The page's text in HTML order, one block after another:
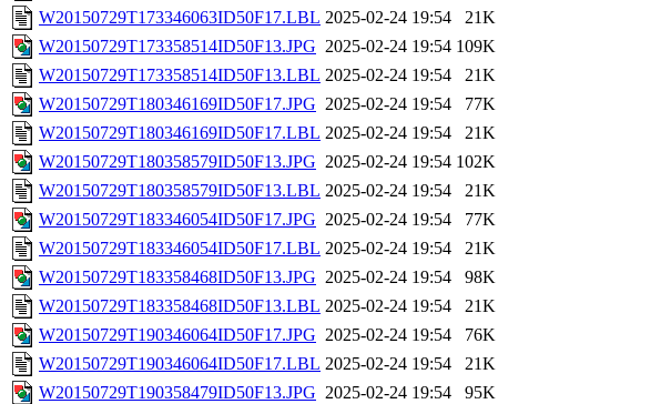
W20150729T173346063ID50F17.LBL 2025-02-24 19:54
21K
W20150729T173358514ID50F13.JPG 2025-02-24 19:54 109K
W20150729T173358514ID50F13.LBL 2025-02-24 19:54
21K
W20150729T180346169ID50F17.JPG 2025-02-24 19:54
77K
W20150729T180346169ID50F17.LBL 2025-02-24 19:54
21K
W20150729T180358579ID50F13.JPG 2025-02-24 19:54 102K
W20150729T180358579ID50F13.LBL 2025-02-24 19:54
21K
W20150729T183346054ID50F17.JPG 2025-02-24 19:54
77K
W20150729T183346054ID50F17.LBL 2025-02-24 19:54
21K
W20150729T183358468ID50F13.JPG 2025-02-24 19:54
98K
W20150729T183358468ID50F13.LBL 2025-02-24 19:54
21K
W20150729T190346064ID50F17.JPG 2025-02-24 19:54
76K
W20150729T190346064ID50F17.LBL 2025-02-24 19:54
21K
W20150729T190358479ID50F13.JPG 2025-02-24 19:54
95K